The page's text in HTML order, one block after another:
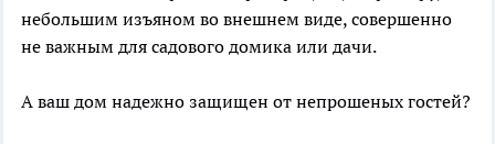
небольшим изъяном во внешнем виде, совершенно
не важным для садового домика или дачи.
А ваш дом надежно защищен от непрошеных гостей?